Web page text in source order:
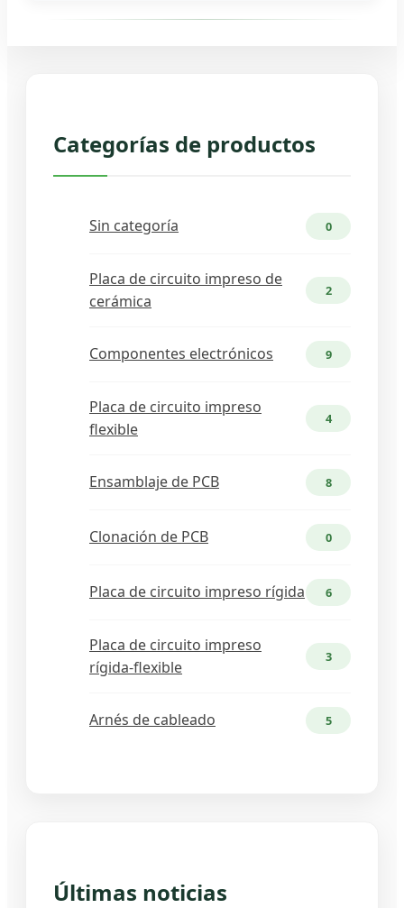
Categorías de productos
Sin categoría 0
Placa de circuito impreso de
cerámica
2
Componentes electrónicos 9
Placa de circuito impreso
flexible
4
Ensamblaje de PCB 8
Clonación de PCB 0
Placa de circuito impreso rígida 6
Placa de circuito impreso
rígida-flexible
3
Arnés de cableado 5
Últimas noticias